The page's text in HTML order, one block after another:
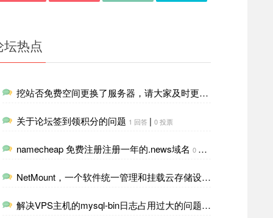
坛热点
挖站否免费空间更换了服务器，请大家及时更新一下DNS解析
关于论坛签到领积分的问题 1 回答 | 0 投票
namecheap 免费注册注册一年的.news域名 0 回答
NetMount，一个软件统一管理和挂载云存储设施，像本地磁盘一样管理
解决VPS主机的mysql-bin日志占用过大的问题0 回答